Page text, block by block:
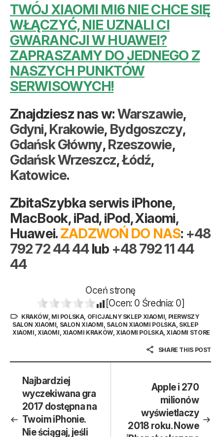
TWÓJ XIAOMI MI6 NIE CHCE SIĘ
WŁĄCZYĆ, NIE UZNALI CI
GWARANCJI W HUAWEI?
ZAPRASZAMY DO JEDNEGO Z
NASZYCH PUNKTÓW
SERWISOWYCH!
Znajdziesz nas w:Warszawie,
Gdyni,Krakowie, Bydgoszczy,
Gdańsk Główny,Rzeszowie,
Gdańsk Wrzeszcz,Łódź,
Katowice.
ZbitaSzybka serwis iPhone,
MacBook, iPad, iPod, Xiaomi,
Huawei.ZADZWOŃ DO NAS: +48
792 72 44 44lub +48 792 11 44
44
Oceń stronę
[Ocen: 0 Średnia: 0]
KRAKÓW, MI POLSKA, OFICJALNY SKLEP XIAOMI PIERWSZY
SALON XIAOMI SALON XIAOMI SALON XIAOMI POLSKA SKLEP
XIAOMI XIAOMI XIAOMI KRAKÓW, XIAOMI POLSKA, XIAOMI STORE
SHARE THIS POST
Najbardziej
wyczekiwana gra
2017 dostępna na
Twoim iPhonie.
Nie ściągaj, jeśli
Apple i 270
milionów
wyświetlaczy
2018 roku. Nowe